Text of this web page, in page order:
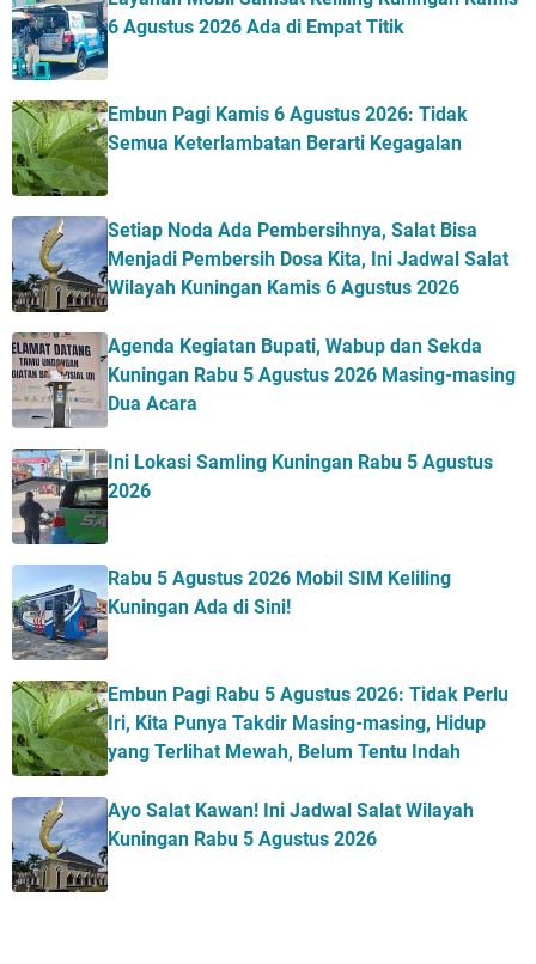
6 Agustus 2026 Ada di Empat Titik
Embun Pagi Kamis 6 Agustus 2026: Tidak
Semua Keterlambatan Berarti Kegagalan
Setiap Noda Ada Pembersihnya, Salat Bisa
Menjadi Pembersih Dosa Kita, Ini Jadwal Salat
Wilayah Kuningan Kamis 6 Agustus 2026
Agenda Kegiatan Bupati, Wabup dan Sekda
Kuningan Rabu 5 Agustus 2026 Masing-masing
Dua Acara
Ini Lokasi Samling Kuningan Rabu 5 Agustus
2026
Rabu 5 Agustus 2026 Mobil SIM Keliling
Kuningan Ada di Sini!
Embun Pagi Rabu 5 Agustus 2026: Tidak Perlu
Iri, Kita Punya Takdir Masing-masing, Hidup
yang Terlihat Mewah, Belum Tentu Indah
Ayo Salat Kawan! Ini Jadwal Salat Wilayah
Kuningan Rabu 5 Agustus 2026